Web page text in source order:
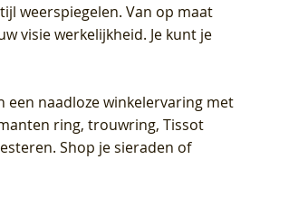
weerspiegelen. Van op maat
visie werkelijkheid. Je kunt je
een naadloze winkelervaring met
ring, trouwring, Tissot
Shop je sieraden of